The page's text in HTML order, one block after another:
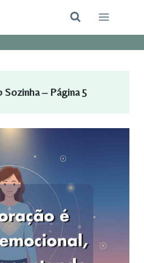
Sozinha – Página5